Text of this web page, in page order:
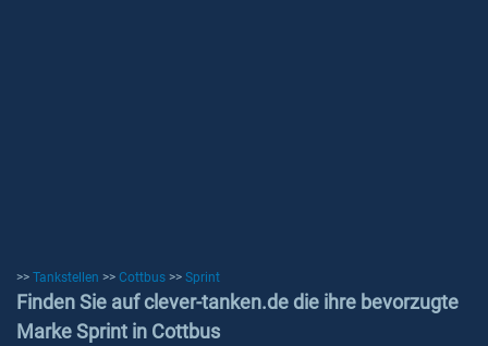
>> Tankstellen >> Cottbus >> Sprint
Finden Sie auf clever-tanken.de die ihre bevorzugte
Marke Sprint in Cottbus